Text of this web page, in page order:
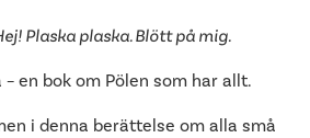
Plaska plaska. Blött på mig.
– en bok om Pölen som har allt.
i denna berättelse om alla små